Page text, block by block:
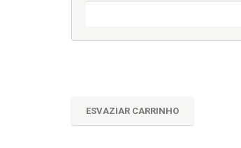
ESVAZIAR CARRINHO